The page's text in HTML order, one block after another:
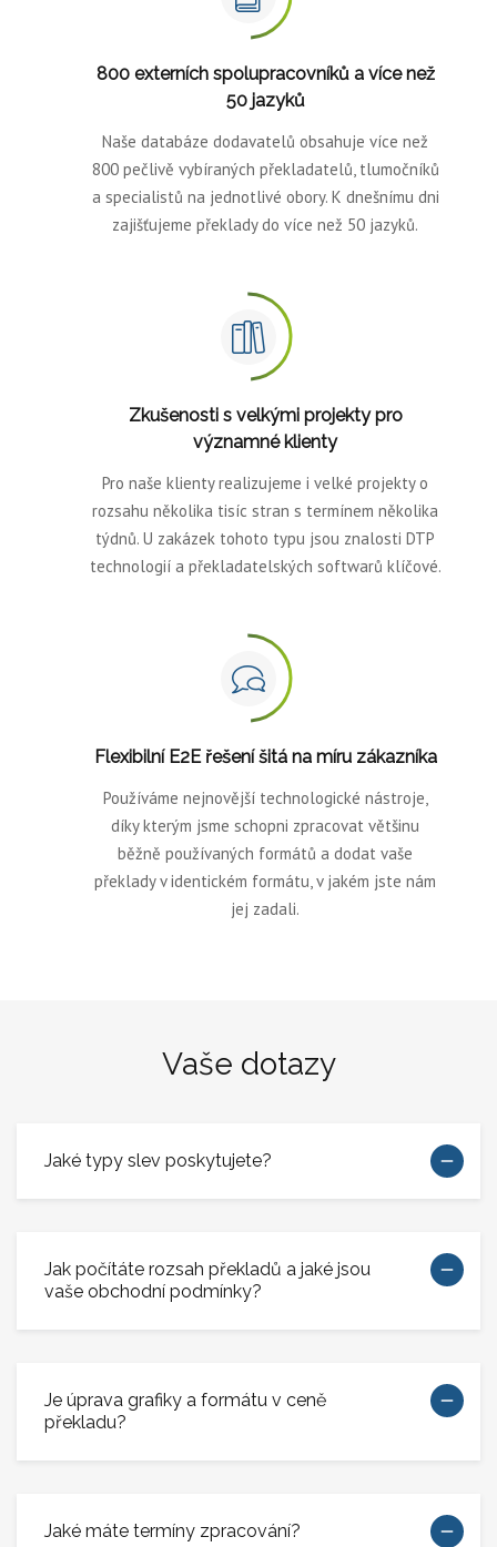
800 externích spolupracovníků a více než
50 jazyků
Naše databáze dodavatelů obsahuje více než
800 pečlivě vybíraných překladatelů, tlumočníků
a specialistů na jednotlivé obory. K dnešnímu dni
zajišťujeme překlady do více než 50 jazyků.
Zkušenosti s velkými projekty pro
významné klienty
Pro naše klienty realizujeme i velké projekty o
rozsahu několika tisíc stran s termínem několika
týdnů. U zakázek tohoto typu jsou znalosti DTP
technologií a překladatelských softwarů klíčové.
Flexibilní E2E řešení šitá na míru zákazníka
Používáme nejnovější technologické nástroje,
díky kterým jsme schopni zpracovat většinu
běžně používaných formátů a dodat vaše
překlady v identickém formátu, v jakém jste nám
jej zadali.
Vaše dotazy
Jaké typy slev poskytujete?
Jak počítáte rozsah překladů a jaké jsou
vaše obchodní podmínky?
Je úprava grafiky a formátu v ceně
překladu?
Jaké máte termíny zpracování?